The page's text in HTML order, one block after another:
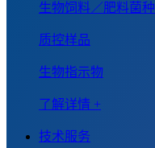
生物饲料／肥料菌种
质控样品
生物指示物
了解详情 +
技术服务